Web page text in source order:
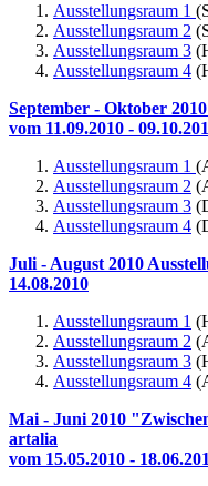
Ausstellungsraum 1
Ausstellungsraum 2
Ausstellungsraum 3
Ausstellungsraum 4
September - Oktober
vom 11.09.2010 -
Ausstellungsraum 1
Ausstellungsraum 2
Ausstellungsraum 3
Ausstellungsraum 4
Juli - August 2010
14.08.2010
Ausstellungsraum 1
Ausstellungsraum 2
Ausstellungsraum 3
Ausstellungsraum 4
Mai - Juni 2010
artalia
vom 15.05.2010 -